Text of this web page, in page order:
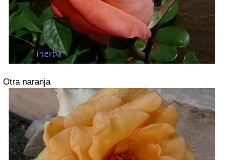
Otra naranja